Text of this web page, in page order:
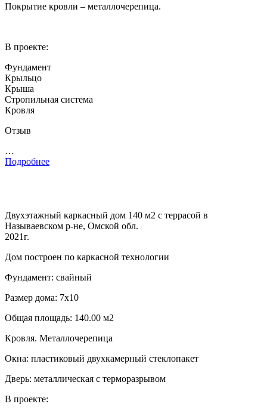
Покрытие кровли – металлочерепица.
В проекте:
Фундамент
Крыльцо
Крыша
Стропильная система
Кровля
Отзыв
…
Подробнее
Двухэтажный каркасный дом 140 м2 с террасой в
Называевском р-не, Омской обл.
2021г.
Дом построен по каркасной технологии
Фундамент: свайный
Размер дома: 7х10
Общая площадь: 140.00 м2
Кровля. Металлочерепица
Окна: пластиковый двухкамерный стеклопакет
Дверь: металлическая с терморазрывом
В проекте: